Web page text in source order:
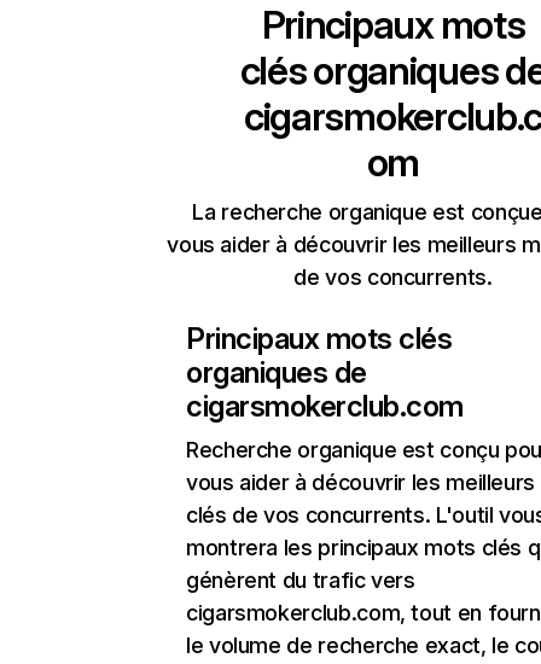
Principaux mots
clés organiques
om
La recherche organique est
vous aider à découvrir les meilleurs
de vos concurrents.
Principaux mots clés
organiques de
cigarsmokerclub.com
Recherche organique est conçu
vous aider à découvrir les
clés de vos concurrents. L'outil
montrera les principaux mots clés
génèrent du trafic vers
cigarsmokerclub.com, tout en
le volume de recherche exact, le